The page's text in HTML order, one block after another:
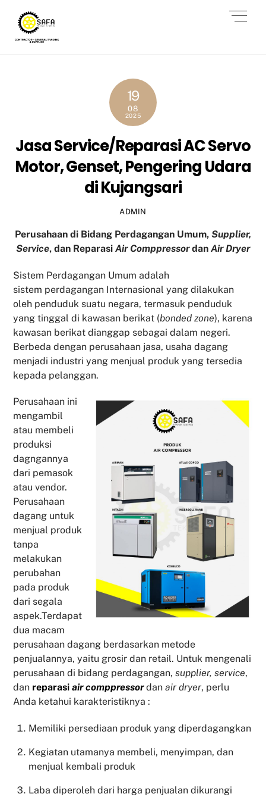
content
19
08
2025
Jasa Service/Reparasi AC Servo
Motor, Genset, Pengering Udara
di Kujangsari
ADMIN
Perusahaan di Bidang Perdagangan Umum, Supplier,
Service, dan Reparasi Air Comppressordan Air Dryer
Sistem Perdagangan Umum adalah
sistem perdagangan Internasional yang dilakukan
oleh penduduk suatu negara, termasuk penduduk
yang tinggal di kawasan berikat (bonded zone), karena
kawasan berikat dianggap sebagai dalam negeri.
Berbeda dengan perusahaan jasa, usaha dagang
menjadi industri yang menjual produk yang tersedia
kepada pelanggan.
Perusahaan ini
mengambil
atau membeli
produksi
dagngannya
dari pemasok
atau vendor.
Perusahaan
dagang untuk
menjual produk
tanpa
melakukan
perubahan
pada produk
dari segala
aspek.Terdapat
dua macam
perusahaan dagang berdasarkan metode
penjualannya, yaitu grosir dan retail. Untuk mengenali
perusahaan di bidang perdagangan,supplier, service,
dan reparasiair comppressordanair dryer, perlu
Anda ketahui karakteristiknya :
Memiliki persediaan produk yang diperdagangkan
Kegiatan utamanya membeli, menyimpan, dan
menjual kembali produk
Laba diperoleh dari harga penjualan dikurangi